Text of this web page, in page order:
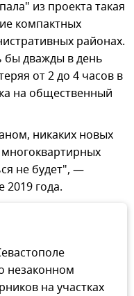
из проекта такая
компактных
районах.
бы дважды в день
от 2 до 4 часов в
на общественный
никаких новых
не будет", —
года.
незаконном
на участках